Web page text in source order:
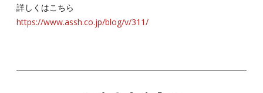
詳しくはこちら
https://www.assh.co.jp/blog/v/311/